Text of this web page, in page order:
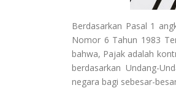
Berdasarkan Pasal 1
Nomor 6 Tahun 1983
bahwa, Pajak adalah
berdasarkan Undang-
negara bagi sebesar-